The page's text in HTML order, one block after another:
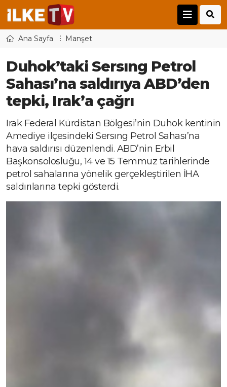
Ana Sayfa Manşet
Duhok’taki Sersıng Petrol
Sahası’na saldırıya ABD’den
tepki, Irak’a çağrı
Irak Federal Kürdistan Bölgesi’nin Duhok kentinin
Amediye ilçesindeki Sersıng Petrol Sahası’na
hava saldırısı düzenlendi. ABD’nin Erbil
Başkonsolosluğu, 14 ve 15 Temmuz tarihlerinde
petrol sahalarına yönelik gerçekleştirilen İHA
saldırılarına tepki gösterdi.